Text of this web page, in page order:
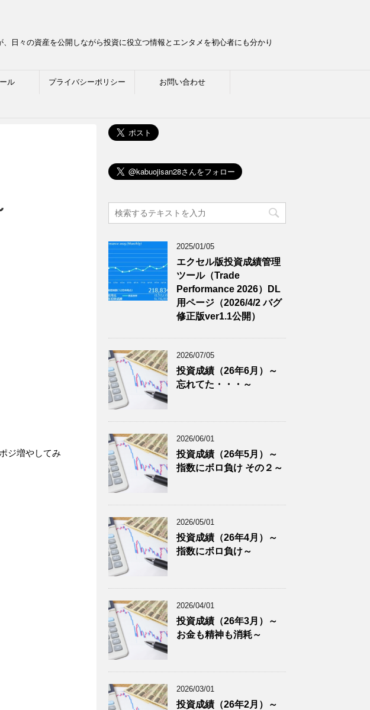
日々の資産を公開しながら投資に役立つ情報とエンタメを初心者にも分かり
ル プライバシーポリシー お問い合わせ
ジ増やしてみ
2025/01/05
エクセル版投資成績管理
ツール（Trade
Performance 2026）DL
用ページ（2026/4/2 バグ
修正版ver1.1公開）
2026/07/05
投資成績（26年6月）～
忘れてた・・・～
2026/06/01
投資成績（26年5月）～
指数にボロ負け その２～
2026/05/01
投資成績（26年4月）～
指数にボロ負け～
2026/04/01
投資成績（26年3月）～
お金も精神も消耗～
2026/03/01
投資成績（26年2月）～